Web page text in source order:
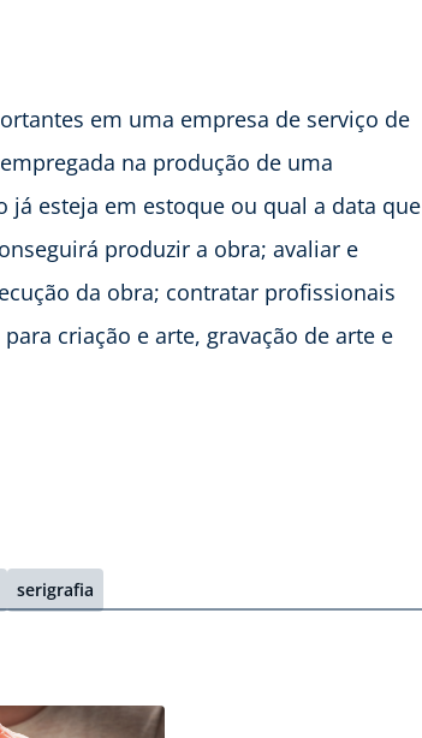
em uma empresa de serviço de
na produção de uma
esteja em estoque ou qual a data que
produzir a obra; avaliar e
da obra; contratar profissionais
criação e arte, gravação de arte e
serigrafia